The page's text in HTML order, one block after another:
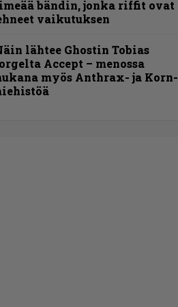
bändin, jonka riffit ovat
vaikutuksen
lähtee Ghostin Tobias
Accept – menossa
myös Anthrax- ja Korn-